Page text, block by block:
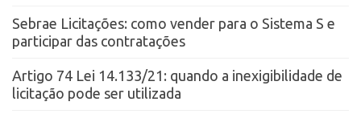
Sebrae Licitações: como vender para o Sistema S e
participar das contratações
Artigo 74 Lei 14.133/21: quando a inexigibilidade de
licitação pode ser utilizada